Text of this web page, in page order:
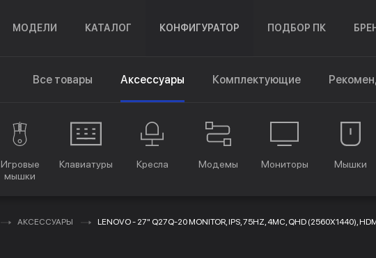
МОДЕЛИ КАТАЛОГ КОНФИГУРАТОР ПОДБОР ПК
Все товары Аксессуары Комплектующие
Игровые
мышки
Клавиатуры Кресла Модемы Мониторы Мышки
АКСЕССУАРЫ LENOVO - 27" Q27Q-20 MONITOR, IPS, 75HZ, 4MC, QHD (2560X1440),